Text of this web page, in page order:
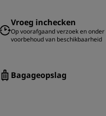
Vroeg inchecken
Op voorafgaand verzoek en onder
voorbehoud van beschikbaarheid
Bagageopslag